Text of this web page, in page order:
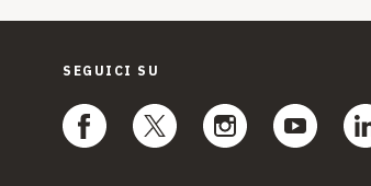
SEGUICI SU